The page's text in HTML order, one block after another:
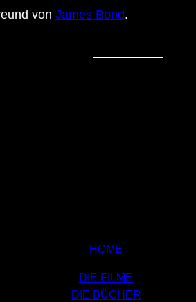
von James Bond.
HOME
DIE FILME
DIE BÜCHER